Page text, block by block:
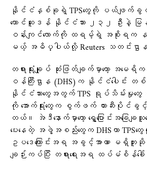
နိုင်ငံနှစ်ခုရဲ့ TPSတွေကို ပယ်ဖျက်ခွ
တောင်ဆူဒန် နိုင်ငံသား ၂၃၂ ဦးနဲ့ မ
ဝန်းကျင်လောက်ကို ထရမ့်ရဲ့ အစိုးရ
မယ့် အဓိပ္ပါယ်လို့ Reuters သတင်းဌာန
တရားရုံးချုပ် ဆုံးဖြတ်ချက်မှာတော့ အမေရိ
ဝန်ကြီးဌာန (DHS)က နိုင်ငံပေါင်း တ
နိုင်ငံသားတွေအတွက် TPS ရုပ်သိမ်းမှုတွေ
ကို အောက်ရုံးတွေက စွက်ဖက် တားဆီးပိုင်
တယ်။ အဲဒီနောက်မှာတော့ ရွှေ့ပြောင်းအခ
ပေးနေတဲ့ အဖွဲ့အစည်းတွေက DHSဟာ
ဥပဒေကြောင်းအရ အခွင့်အာဏာ မရှိဘူး
ချဉ်းကပ်ပြီး တရားရေးအရ ထပ်မံစိန်ခေါ်